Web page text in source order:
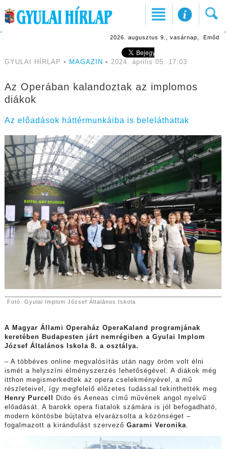
2026. augusztus 9., vasárnap, Emőd
GYULAI HÍRLAP • MAGAZIN • 2024. április 05. 17:03
Az Operában kalandoztak az implomos
diákok
Az előadások háttérmunkáiba is beleláthattak
Fotó: Gyulai Implom József Általános Iskola
A Magyar Állami Operaház OperaKaland programjának
keretében Budapesten járt nemrégiben a Gyulai Implom
József Általános Iskola 8. a osztálya.
– A többéves online megvalósítás után nagy öröm volt élni
ismét a helyszíni élményszerzés lehetőségével. A diákok még
itthon megismerkedtek az opera cselekményével, a mű
részleteivel, így megfelelő előzetes tudással tekinthették meg
Henry Purcell
Dido és Aeneas című művének angol nyelvű
előadását. A barokk opera fiatalok számára is jól befogadható,
modern köntösbe bújtatva elvarázsolta a közönséget –
fogalmazott a kirándulást szervező Garami Veronika